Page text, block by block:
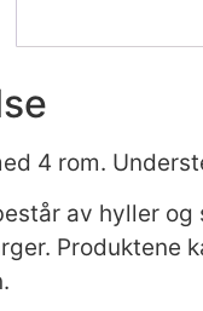
4 rom.
av hyller og
Produktene